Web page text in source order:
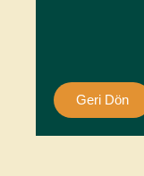
Geri Dön